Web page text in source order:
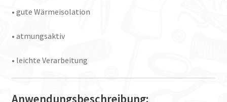
• gute Wärmeisolation
• atmungsaktiv
• leichte Verarbeitung
Anwendungsbeschreibung: